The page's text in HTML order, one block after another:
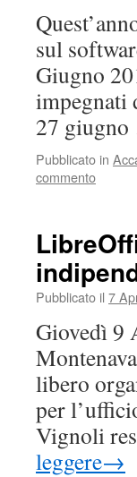
sul
Giugno
impegnati
27
Pubblicato in
commento
Pubblicato il 7
Giovedì 9
libero
per
Vignoli
leggere→